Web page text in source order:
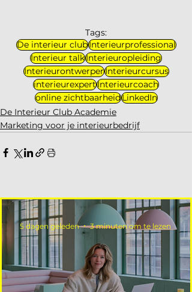
Tags:
De interieur clubInterieurprofessional
Interieur talkInterieuropleiding
InterieurontwerperInterieurcursus
interieurexpertInterieurcoach
online zichtbaarheidLinkedIn
De Interieur Club Academie
Marketing voor je interieurbedrijf
5 dagen geleden 3 minuten om te lezen